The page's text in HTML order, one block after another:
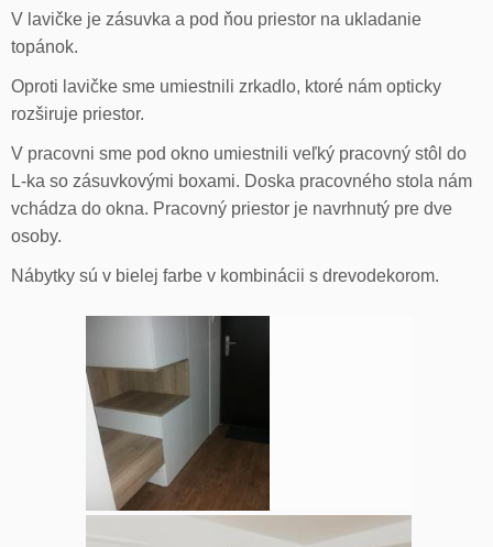
V lavičke je zásuvka a pod ňou priestor na ukladanie
topánok.
Oproti lavičke sme umiestnili zrkadlo, ktoré nám opticky
rozširuje priestor.
V pracovni sme pod okno umiestnili veľký pracovný stôl do
L-ka so zásuvkovými boxami. Doska pracovného stola nám
vchádza do okna. Pracovný priestor je navrhnutý pre dve
osoby.
Nábytky sú v bielej farbe v kombinácii s drevodekorom.